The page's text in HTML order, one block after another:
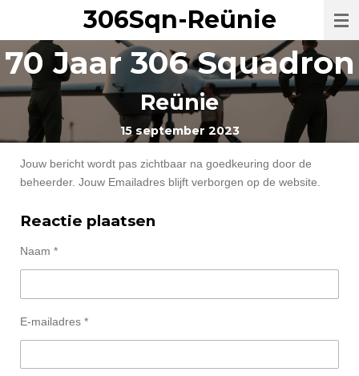
naar
de
hoofdinhoud
306Sqn-Reünie
70 Jaar 306 Squadron
Reünie
15 september 2023
Jouw bericht wordt pas zichtbaar na goedkeuring door de
beheerder. Jouw Emailadres blijft verborgen op de website.
Reactie plaatsen
Naam *
E-mailadres *